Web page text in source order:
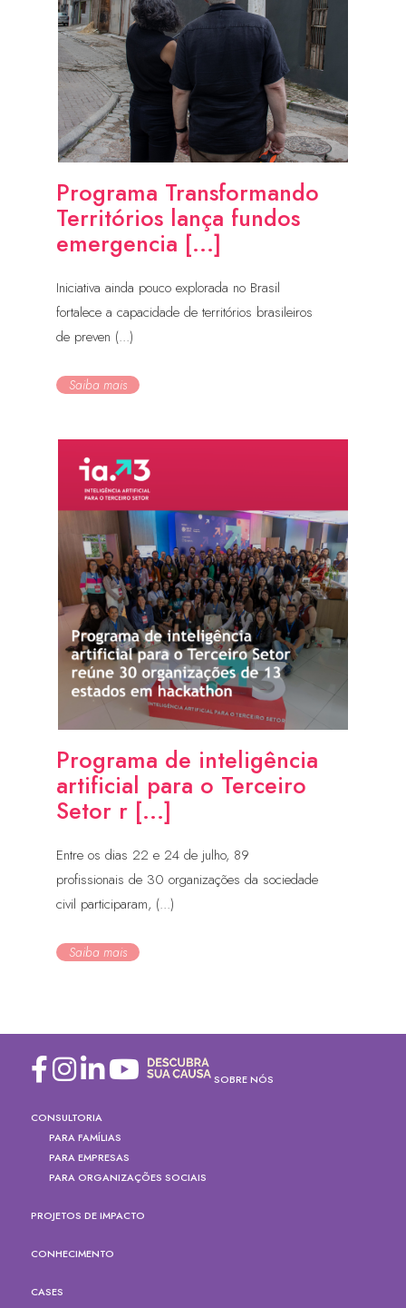
Programa Transformando
Territórios lança fundos
emergencia [...]
Iniciativa ainda pouco explorada no Brasil
fortalece a capacidade de territórios brasileiros
de preven (...)
Saiba mais
Programa de inteligência
artificial para o Terceiro
Setor r [...]
Entre os dias 22 e 24 de julho, 89
profissionais de 30 organizações da sociedade
civil participaram, (...)
Saiba mais
SOBRE NÓS
CONSULTORIA
PARA FAMÍLIAS
PARA EMPRESAS
PARA ORGANIZAÇÕES SOCIAIS
PROJETOS DE IMPACTO
CONHECIMENTO
CASES